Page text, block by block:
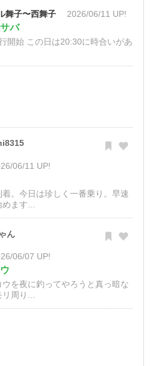
舞子〜西舞子 2026/06/11 UP!
バ
開始 この日は20:30に時合いがあ
06/11 UP!
。今日は珍しく一番乗り。早速
ます...
ん
06/07 UP!
ウを夜に釣ってやろうと真っ暗な
周り...